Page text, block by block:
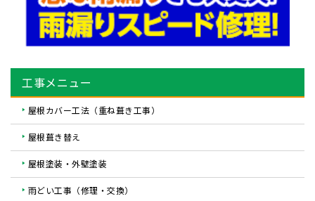
工事メニュー
屋根カバー工法（重ね葺き工事）
屋根葺き替え
屋根塗装・外壁塗装
雨どい工事（修理・交換）